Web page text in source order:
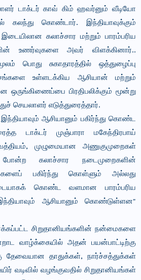
டாக்டர் காவ் கிம் ஹவர்னும் வீடியோ
கலந்து கொண்டார். இந்தியாவுக்கும்
கலாச்சார மற்றும் பாரம்பரிய
உணர்வுகளை அவர் விளக்கினார்..
பொது சுகாதாரத்தில் ஒத்துழைப்பு
உள்ளடக்கிய ஆசியான் மற்றும்
ஒருங்கிணைப்பை பிரதிபலிக்கும் மூன்று
செயலாளர் எடுத்துரைத்தார்.
இந்தியாவும் ஆசியானும் பகிர்ந்து கொண்ட
டாக்டர் முஞ்பாரா மகேந்திரபாய்
முழுமையான அணுகுமுறைகள்
கலாச்சார நடைமுறைகளின்
பகிர்ந்து கொள்ளும் அல்லது
கொண்ட வளமான பாரம்பரிய
ஆசியானும் கொண்டுள்ளன"
சிறுதானியங்களின் நன்மைகளை
வாழ்க்கையில் அதன் பயன்பாட்டிற்கு
தேவையான தாதுக்கள், நார்ச்சத்துக்கள்
வடிவில் வழங்குவதில் சிறுதானியங்கள்